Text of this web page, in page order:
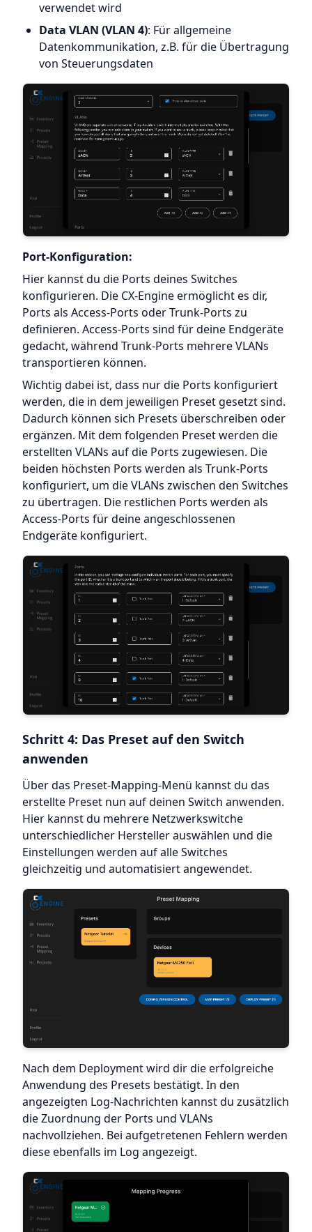
verwendet wird
Data VLAN (VLAN 4): Für allgemeine
Datenkommunikation, z.B. für die Übertragung
von Steuerungsdaten
Port-Konfiguration:
Hier kannst du die Ports deines Switches
konfigurieren. Die CX-Engine ermöglicht es dir,
Ports als Access-Ports oder Trunk-Ports zu
definieren. Access-Ports sind für deine Endgeräte
gedacht, während Trunk-Ports mehrere VLANs
transportieren können.
Wichtig dabei ist, dass nur die Ports konfiguriert
werden, die in dem jeweiligen Preset gesetzt sind.
Dadurch können sich Presets überschreiben oder
ergänzen. Mit dem folgenden Preset werden die
erstellten VLANs auf die Ports zugewiesen. Die
beiden höchsten Ports werden als Trunk-Ports
konfiguriert, um die VLANs zwischen den Switches
zu übertragen. Die restlichen Ports werden als
Access-Ports für deine angeschlossenen
Endgeräte konfiguriert.
Schritt 4: Das Preset auf den Switch
anwenden
Über das Preset-Mapping-Menü kannst du das
erstellte Preset nun auf deinen Switch anwenden.
Hier kannst du mehrere Netzwerkswitche
unterschiedlicher Hersteller auswählen und die
Einstellungen werden auf alle Switches
gleichzeitig und automatisiert angewendet.
Nach dem Deployment wird dir die erfolgreiche
Anwendung des Presets bestätigt. In den
angezeigten Log-Nachrichten kannst du zusätzlich
die Zuordnung der Ports und VLANs
nachvollziehen. Bei aufgetretenen Fehlern werden
diese ebenfalls im Log angezeigt.